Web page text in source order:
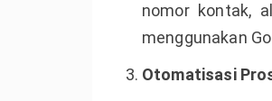
nomor kontak,
menggunakan
Otomatisasi